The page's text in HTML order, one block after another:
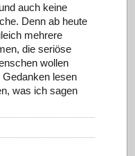
auch keine
Denn ab heute
mehrere
die seriöse
wollen
Gedanken lesen
was ich sagen